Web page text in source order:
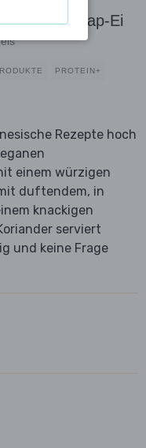
und Ketjap-Ei
PROTEIN+
Rezepte hoch
einem würzigen
duftendem, in
knackigen
serviert
und keine Frage